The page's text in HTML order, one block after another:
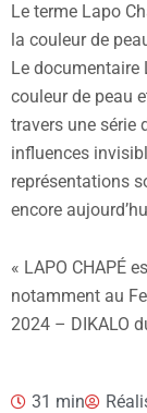
Le terme Lapo
la couleur de
Le documentaire
couleur de peau
travers une série
influences
représentations
encore
« LAPO CHAPÉ
notamment au
2024 – DIKALO
31 min